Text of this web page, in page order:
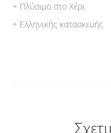
+ Πλύσιμο στο Χέρι
+ Ελληνικής κατασκευής